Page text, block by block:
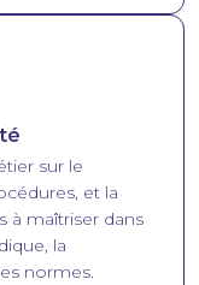
sur le
et la
à maîtriser dans
la
normes.